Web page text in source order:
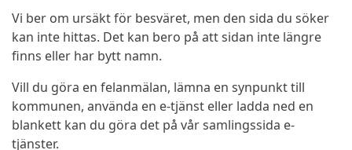
Vi ber om ursäkt för besväret, men den sida du söker
kan inte hittas. Det kan bero på att sidan inte längre
finns eller har bytt namn.
Vill du göra en felanmälan, lämna en synpunkt till
kommunen, använda en e-tjänst eller ladda ned en
blankett kan du göra det på vår samlingssida e-
tjänster.